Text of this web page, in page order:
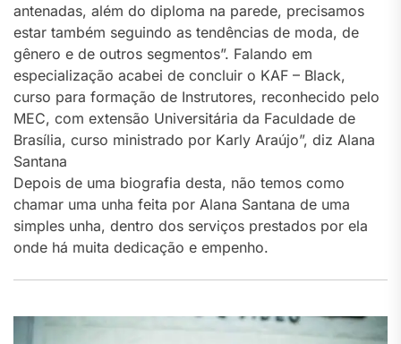
antenadas, além do diploma na parede, precisamos
estar também seguindo as tendências de moda, de
gênero e de outros segmentos”. Falando em
especialização acabei de concluir o KAF – Black,
curso para formação de Instrutores, reconhecido pelo
MEC, com extensão Universitária da Faculdade de
Brasília, curso ministrado por Karly Araújo”, diz Alana
Santana
Depois de uma biografia desta, não temos como
chamar uma unha feita por Alana Santana de uma
simples unha, dentro dos serviços prestados por ela
onde há muita dedicação e empenho.